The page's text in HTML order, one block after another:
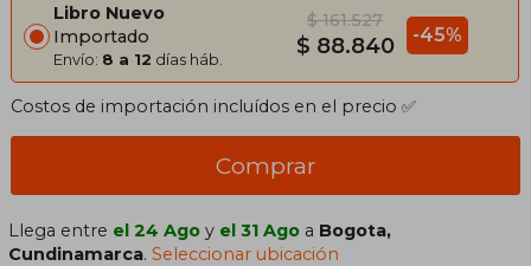
Libro Nuevo
Importado
Envío: 8 a 12 días háb.
$ 161.527
$ 88.840 -45%
Costos de importación incluídos en el precio ✅
Comprar
Llega entre el 24 Ago y el 31 Ago a Bogota,
Cundinamarca.Seleccionar ubicación